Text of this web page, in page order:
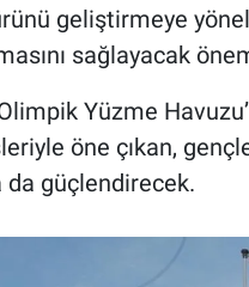
geliştirmeye
sağlayacak
Yüzme
öne çıkan,
da güçlendirecek.